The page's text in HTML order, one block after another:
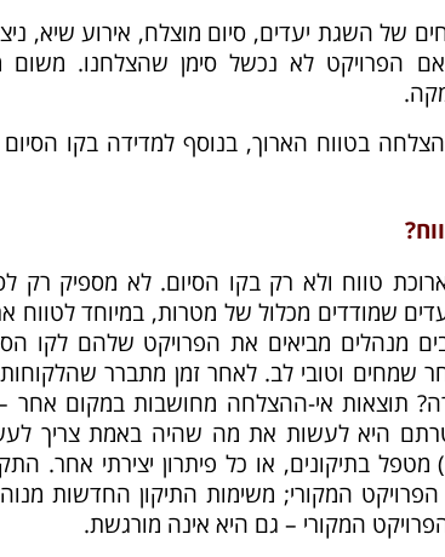
של השגת יעדים, סיום מוצלח, אירוע שיא,
אם הפרויקט לא נכשל סימן שהצלחנו. משום
בטווח הארוך, בנוסף למדידה בקו
טווח ולא רק בקו הסיום. לא מספיק רק
שמודדים מכלול של מטרות, במיוחד לטווח
מנהלים מביאים את הפרויקט שלהם לקו
שמחים וטובי לב. לאחר זמן מתברר
תוצאות אי-ההצלחה מחושבות במקום אחר
היא לעשות את מה שהיה באמת צריך
בתיקונים, או כל פיתרון יצירתי אחר.
המקורי; משימות התיקון החדשות
המקורי – גם היא אינה מורגשת.